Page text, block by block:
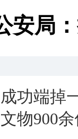
安局
功端掉
物900